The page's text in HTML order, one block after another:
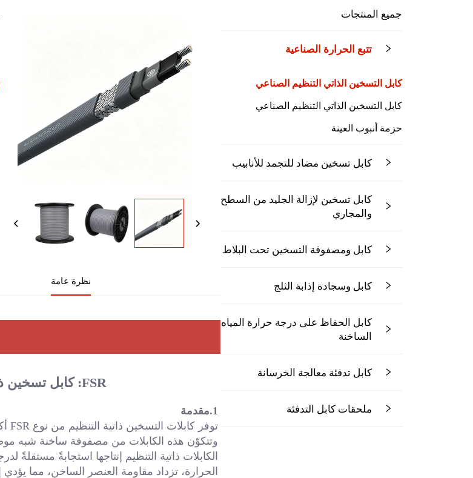
جميع المنتجات
تتبع الحرارة الصناعية
كابل التسخين الذاتي التنظيم الصناعي
كابل التسخين الذاتي التنظيم الصناعي
حزمة أنبوب العينة
كابل تسخين مضاد للتجمد للأنابيب
كابل تسخين لإزالة الجليد من السطح
والمجاري
كابل ومصفوفة التسخين تحت البلاط
كابل وسجادة إذابة الثلج
كابل الحفاظ على درجة حرارة المياه
الساخنة
كابل تدفئة معالجة الخرسانة
ملحقات كابل التدفئة
نظرة عامة
FSR: كابل تسخين ذاتي التنظيم بدرجة حرارة ٦٥°م
1. مقدمة